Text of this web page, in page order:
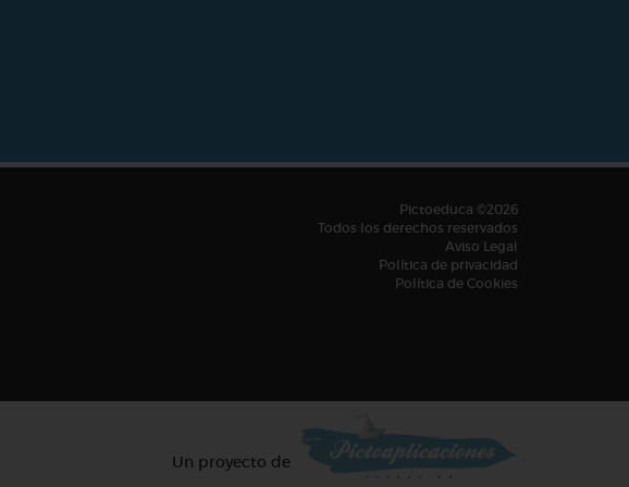
Pictoeduca ©2026
Todos los derechos reservados
Aviso Legal
Política de privacidad
Política de Cookies
Un proyecto de